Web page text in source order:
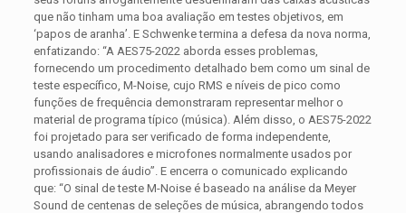
que não tinham uma boa avaliação em testes objetivos, em
‘papos de aranha’. E Schwenke termina a defesa da nova norma,
enfatizando: “A AES75-2022 aborda esses problemas,
fornecendo um procedimento detalhado bem como um sinal de
teste específico, M-Noise, cujo RMS e níveis de pico como
funções de frequência demonstraram representar melhor o
material de programa típico (música). Além disso, o AES75-2022
foi projetado para ser verificado de forma independente,
usando analisadores e microfones normalmente usados por
profissionais de áudio”. E encerra o comunicado explicando
que: “O sinal de teste M-Noise é baseado na análise da Meyer
Sound de centenas de seleções de música, abrangendo todos